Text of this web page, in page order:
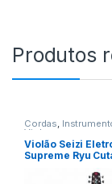
Produtos
Cordas,
Violoes
Violão Seizi
Supreme Ryu